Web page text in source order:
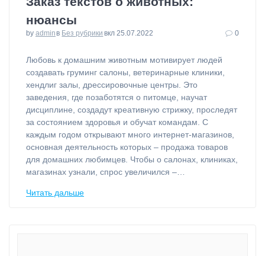
нюансы
by adminв Без рубрики вкл 25.07.2022 0
⁠Любовь к домашним животным мотивирует людей
создавать груминг салоны, ветеринарные клиники,
хендлиг залы, дрессировочные центры. Это
заведения, где позаботятся о питомце, научат
дисциплине, создадут креативную стрижку, проследят
за состоянием здоровья и обучат командам. С
каждым годом открывают много интернет-магазинов,
основная деятельность которых – продажа товаров
для домашних любимцев. Чтобы о салонах, клиниках,
магазинах узнали, спрос увеличился –…
Читать дальше